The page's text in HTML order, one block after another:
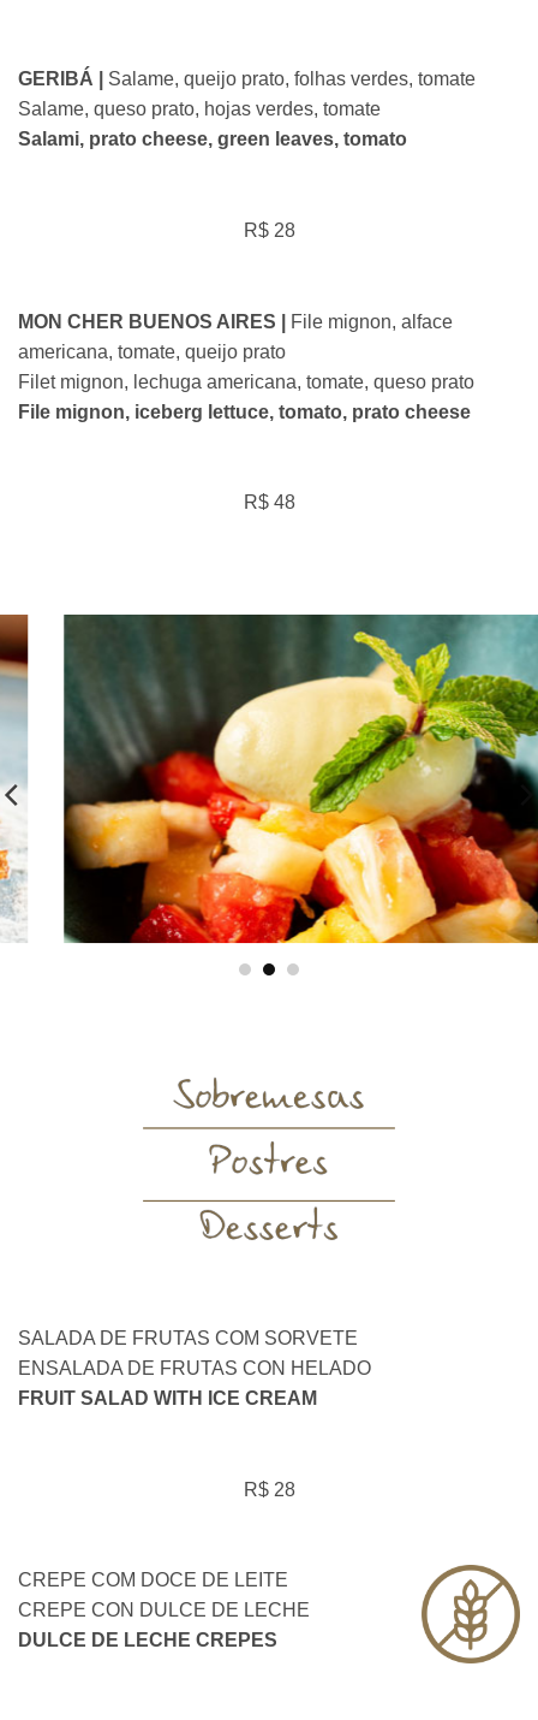
GERIBÁ | Salame, queijo prato, folhas verdes, tomate
Salame, queso prato, hojas verdes, tomate
Salami, prato cheese, green leaves, tomato
R$ 28
MON CHER BUENOS AIRES |
File mignon, alface
americana, tomate, queijo prato
Filet mignon, lechuga americana, tomate, queso prato
File mignon, iceberg lettuce, tomato, prato cheese
R$ 48
SALADA DE FRUTAS COM SORVETE
ENSALADA DE FRUTAS CON HELADO
FRUIT SALAD WITH ICE CREAM
R$ 28
CREPE COM DOCE DE LEITE
CREPE CON DULCE DE LECHE
DULCE DE LECHE CREPES